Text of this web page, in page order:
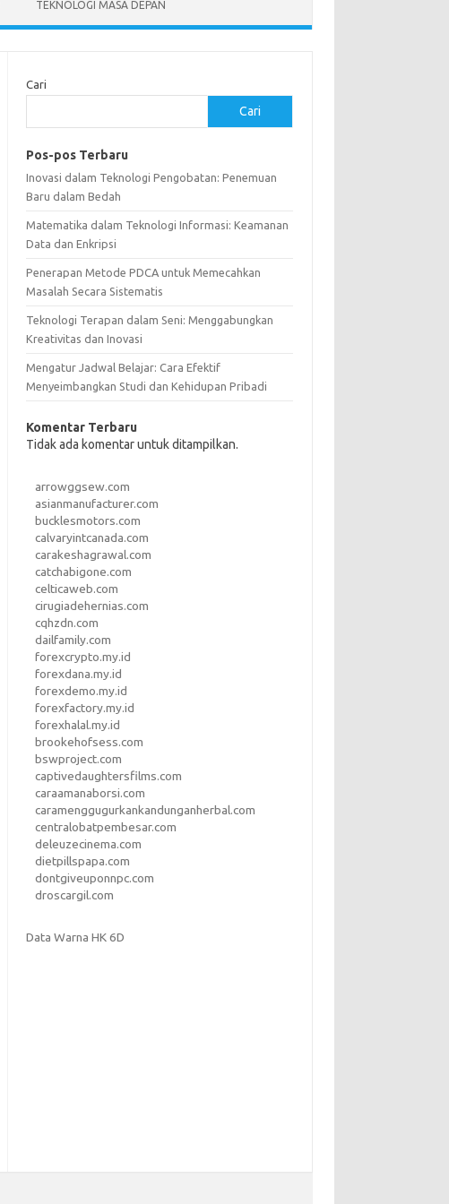
TEKNOLOGI MASA DEPAN
Cari
Cari
Pos-pos Terbaru
Inovasi dalam Teknologi Pengobatan: Penemuan
Baru dalam Bedah
Matematika dalam Teknologi Informasi: Keamanan
Data dan Enkripsi
Penerapan Metode PDCA untuk Memecahkan
Masalah Secara Sistematis
Teknologi Terapan dalam Seni: Menggabungkan
Kreativitas dan Inovasi
Mengatur Jadwal Belajar: Cara Efektif
Menyeimbangkan Studi dan Kehidupan Pribadi
Komentar Terbaru
Tidak ada komentar untuk ditampilkan.
arrowggsew.com
asianmanufacturer.com
bucklesmotors.com
calvaryintcanada.com
carakeshagrawal.com
catchabigone.com
celticaweb.com
cirugiadehernias.com
cqhzdn.com
dailfamily.com
forexcrypto.my.id
forexdana.my.id
forexdemo.my.id
forexfactory.my.id
forexhalal.my.id
brookehofsess.com
bswproject.com
captivedaughtersfilms.com
caraamanaborsi.com
caramenggugurkankandunganherbal.com
centralobatpembesar.com
deleuzecinema.com
dietpillspapa.com
dontgiveuponnpc.com
droscargil.com
Data Warna HK 6D